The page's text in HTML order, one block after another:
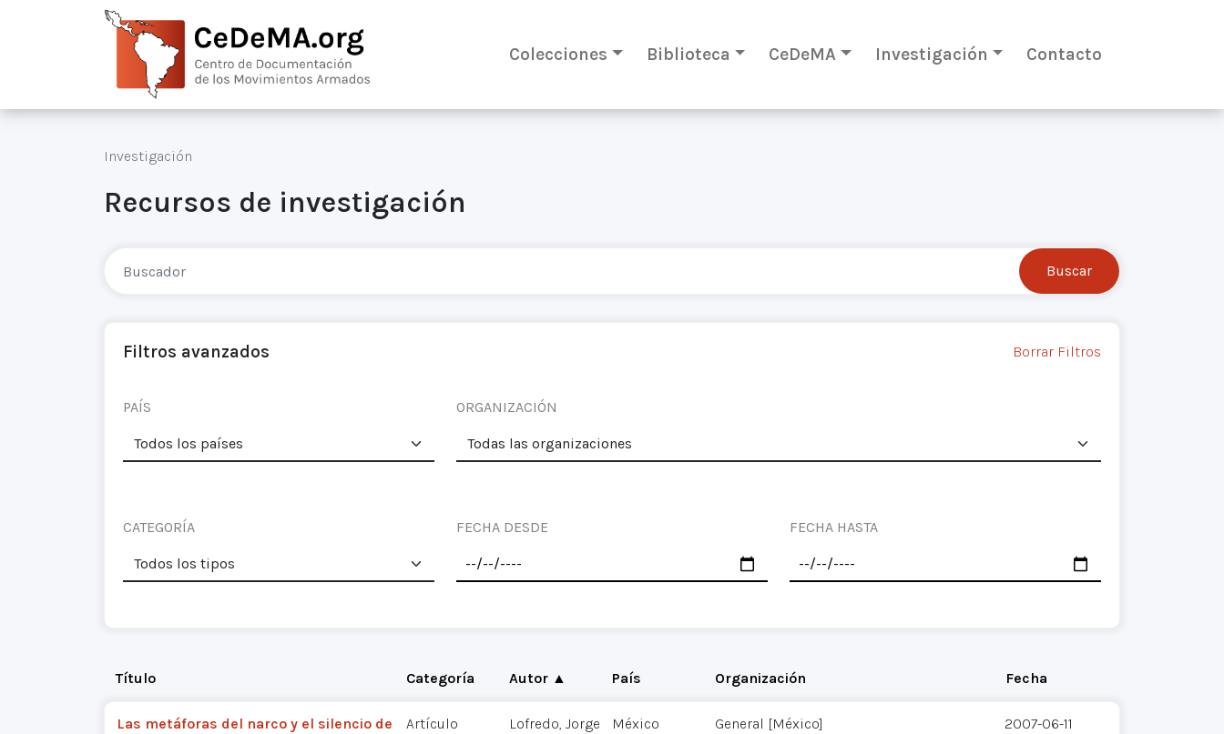
Colecciones Biblioteca CeDeMA Investigación Contacto
Investigación
Recursos de investigación
Filtros avanzados Borrar Filtros
PAÍS ORGANIZACIÓN
CATEGORÍA FECHA DESDE FECHA HASTA
Título Categoría Autor ▲ País Organización Fecha
Las metáforas del narco y el silencio de
Artículo Lofredo, Jorge México General [México] 2007-06-11